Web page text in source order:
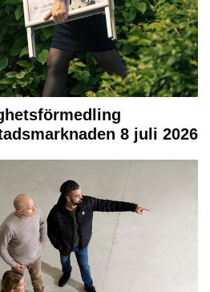
8 juli 2026